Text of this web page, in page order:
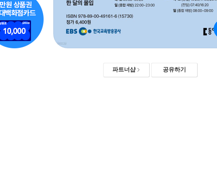
파트너샵 공유하기